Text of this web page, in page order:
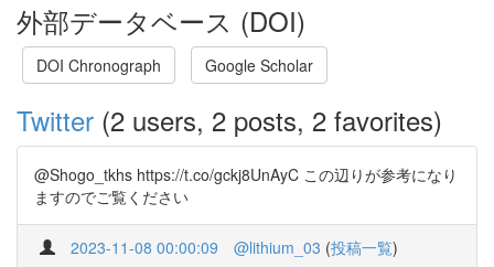
外部データベース (DOI)
DOI Chronograph Google Scholar
Twitter (2 users, 2 posts, 2 favorites)
@Shogo_tkhs https://t.co/gckj8UnAyC この辺りが参考になり
ますのでご覧ください
2023-11-08 00:00:09 @lithium_03 (投稿一覧)